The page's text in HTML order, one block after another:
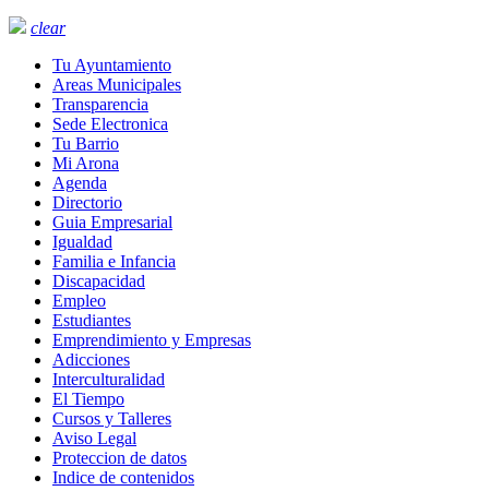
clear
Tu Ayuntamiento
Areas Municipales
Transparencia
Sede Electronica
Tu Barrio
Mi Arona
Agenda
Directorio
Guia Empresarial
Igualdad
Familia e Infancia
Discapacidad
Empleo
Estudiantes
Emprendimiento y Empresas
Adicciones
Interculturalidad
El Tiempo
Cursos y Talleres
Aviso Legal
Proteccion de datos
Indice de contenidos